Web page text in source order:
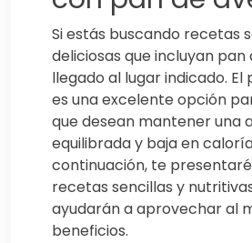
Si estás buscando recetas
deliciosas que incluyan pan
llegado al lugar indicado. El
es una excelente opción
que desean mantener una
equilibrada y baja en
continuación, te
recetas sencillas y
ayudarán a aprovechar al
beneficios.